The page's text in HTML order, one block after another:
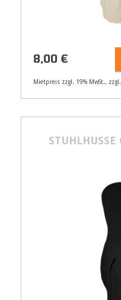
8,00 €
Mietpreis zzgl. 19% MwSt.,
STUHLHUSSE